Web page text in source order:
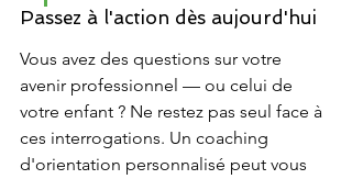
Passez à l'action dès aujourd'hui
Vous avez des questions sur votre
avenir professionnel — ou celui de
votre enfant ? Ne restez pas seul face à
ces interrogations. Un coaching
d'orientation personnalisé peut vous